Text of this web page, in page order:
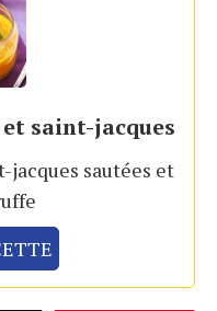
saint-jacques
jacques sautées et